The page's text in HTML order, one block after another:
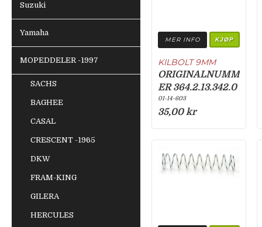
Suzuki
Yamaha
MOPEDDELER -1997
SACHS
BAGHEE
CASAL
CRESCENT -1965
DKW
FRAM-KING
GILERA
HERCULES
MER INFO KJØP
KILBOLT 9MM
ORIGINALNUMM
ER 364.2.13.342.0
01-14-603
35,00 kr